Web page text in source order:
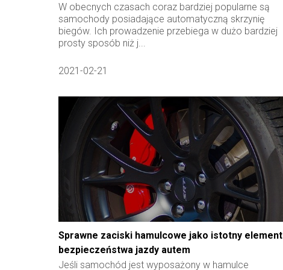
W obecnych czasach coraz bardziej popularne są
samochody posiadające automatyczną skrzynię
biegów. Ich prowadzenie przebiega w dużo bardziej
prosty sposób niż j...
2021-02-21
Sprawne zaciski hamulcowe jako istotny element
bezpieczeństwa jazdy autem
Jeśli samochód jest wyposażony w hamulce